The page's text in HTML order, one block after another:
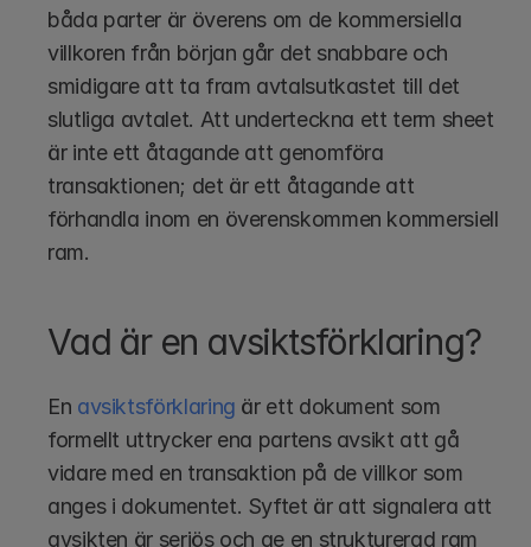
båda parter är överens om de kommersiella
villkoren från början går det snabbare och
smidigare att ta fram avtalsutkastet till det
slutliga avtalet. Att underteckna ett term sheet
är inte ett åtagande att genomföra
transaktionen; det är ett åtagande att
förhandla inom en överenskommen kommersiell
ram.
Vad är en avsiktsförklaring?
En avsiktsförklaring är ett dokument som
formellt uttrycker ena partens avsikt att gå
vidare med en transaktion på de villkor som
anges i dokumentet. Syftet är att signalera att
avsikten är seriös och ge en strukturerad ram